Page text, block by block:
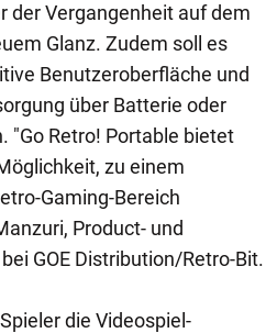
der Vergangenheit auf dem
Glanz. Zudem soll es
Benutzeroberfläche und
über Batterie oder
"Go Retro! Portable bietet
zu einem
Gaming-Bereich
Product- und
GOE Distribution/Retro-Bit.
die Videospiel-